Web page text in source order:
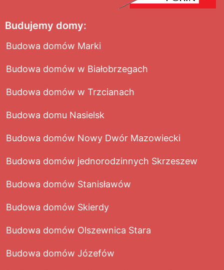
Budujemy domy:
Budowa domów Marki
Budowa domów w Białobrzegach
Budowa domów w Trzcianach
Budowa domu Nasielsk
Budowa domów Nowy Dwór Mazowiecki
Budowa domów jednorodzinnych Skrzeszew
Budowa domów Stanisławów
Budowa domów Skierdy
Budowa domów Olszewnica Stara
Budowa domów Józefów